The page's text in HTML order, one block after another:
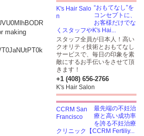
making
“おもてなし”を
コンセプトに、
お客様だけでな
くスタッフやK's Hai...
スタッフ全員が日本人！高い
クオリティ技術とおもてなし
サービスで、毎日の印象を素
敵にするお手伝いをさせて頂
きます！
+1 (408) 656-2766
K's Hair Salon
最先端の不妊治
療と高い成功率
を誇る不妊治療
クリニック【CCRM Fertiliy...